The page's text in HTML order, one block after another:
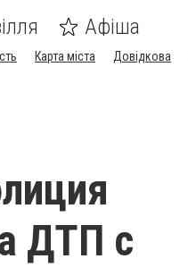
Афіша
Карта міста Довідкова
ДТП с